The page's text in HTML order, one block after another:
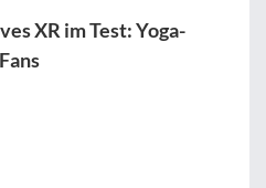
XR im Test: Yoga-